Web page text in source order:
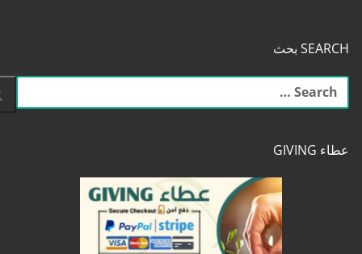
SEARCH بحث
البحث
عن:
عطاء GIVING